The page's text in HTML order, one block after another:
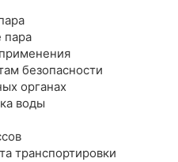
пара
безопасности
органах
воды
транспортировки